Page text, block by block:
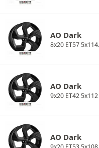
AO Dark
8x20 ET57
AO Dark
9x20 ET42 5x112
AO Dark